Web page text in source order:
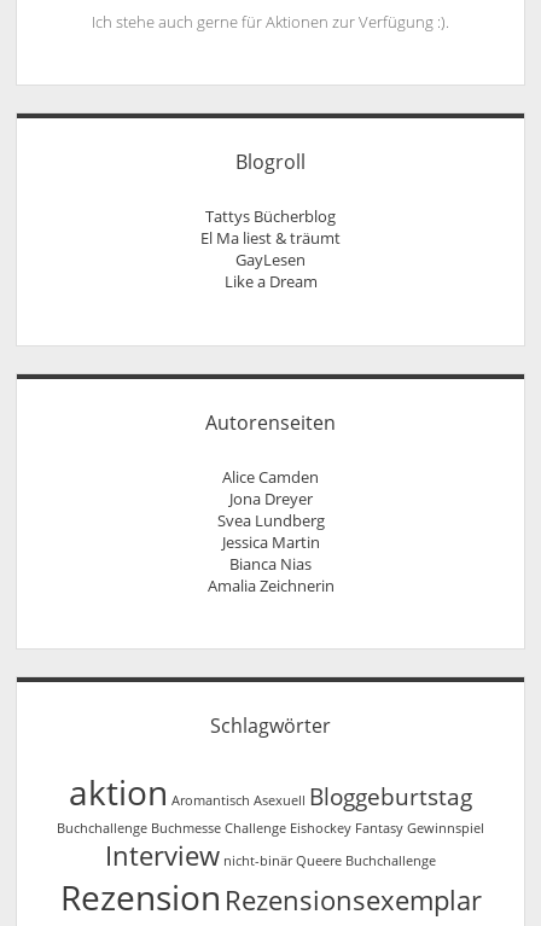
Ich stehe auch gerne für Aktionen zur Verfügung :).
Blogroll
Tattys Bücherblog
El Ma liest & träumt
GayLesen
Like a Dream
Autorenseiten
Alice Camden
Jona Dreyer
Svea Lundberg
Jessica Martin
Bianca Nias
Amalia Zeichnerin
Schlagwörter
aktion Aromantisch Asexuell Bloggeburtstag
Buchchallenge Buchmesse Challenge Eishockey Fantasy Gewinnspiel
Interview nicht-binär Queere Buchchallenge
Rezension Rezensionsexemplar